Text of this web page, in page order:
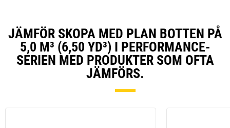
JÄMFÖR SKOPA MED PLAN BOTTEN PÅ
5,0 M³ (6,50 YD³) I PERFORMANCE-
SERIEN MED PRODUKTER SOM OFTA
JÄMFÖRS.